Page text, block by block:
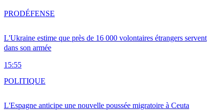
L'Ukraine estime que près de 16 000 volontaires étrangers servent
dans son armée
15:55
PRODÉFENSE
L'Espagne anticipe une nouvelle poussée migratoire à Ceuta
POLITIQUE